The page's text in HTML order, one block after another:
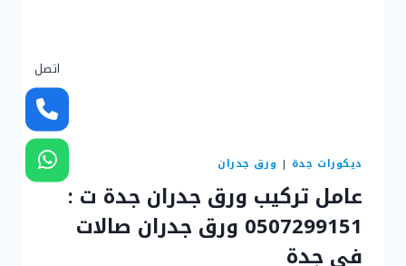
ديكورات جدة | ورق جدران
عامل تركيب ورق جدران جدة ت :
0507299151 ورق جدران صالات
في جدة
اتصل